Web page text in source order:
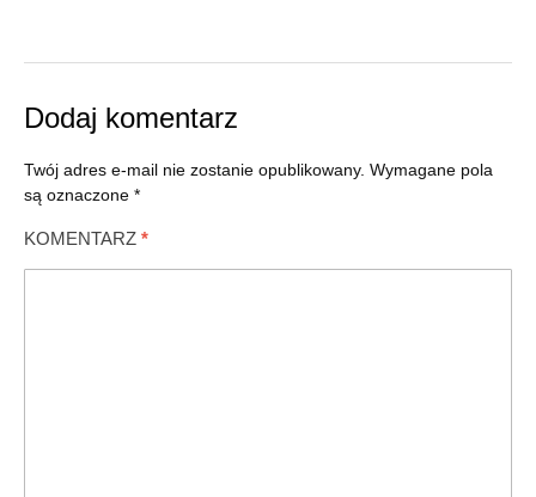
Dodaj komentarz
Twój adres e-mail nie zostanie opublikowany. Wymagane pola
są oznaczone *
KOMENTARZ *